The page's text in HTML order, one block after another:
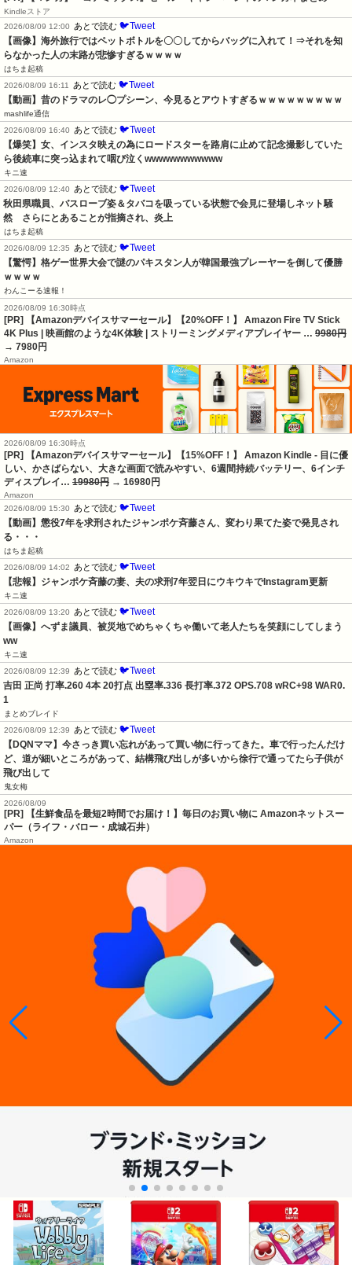
Kindleストア
2026/08/09 12:00
あとで読む 🐦Tweet
【画像】海外旅行ではペットボトルを〇〇してからバッグに入れて！⇒それを知
らなかった人の末路が悲惨すぎるｗｗｗｗ
はちま起稿
2026/08/09 16:11
あとで読む 🐦Tweet
【動画】昔のドラマのレ◯プシーン、今見るとアウトすぎるｗｗｗｗｗｗｗｗｗ
mashlife通信
2026/08/09 16:40
あとで読む 🐦Tweet
【爆笑】女、インスタ映えの為にロードスターを路肩に止めて記念撮影していた
ら後続車に突っ込まれて咽び泣くwwwwwwwwwww
キニ速
2026/08/09 12:40
あとで読む 🐦Tweet
秋田県職員、バスローブ姿＆タバコを吸っている状態で会見に登場しネット騒
然　さらにとあることが指摘され、炎上
はちま起稿
2026/08/09 12:35
あとで読む 🐦Tweet
【驚愕】格ゲー世界大会で謎のパキスタン人が韓国最強プレーヤーを倒して優勝
ｗｗｗｗ
わんこーる速報！
2026/08/09 16:30時点
[PR] 【Amazonデバイスサマーセール】【20%OFF！】 Amazon Fire TV Stick
4K Plus | 映画館のような4K体験 | ストリーミングメディアプレイヤー … 9980円
→ 7980円
Amazon
2026/08/09 16:30時点
[PR] 【Amazonデバイスサマーセール】【15%OFF！】 Amazon Kindle - 目に優
しい、かさばらない、大きな画面で読みやすい、6週間持続バッテリー、6インチ
ディスプレイ… 19980円 → 16980円
Amazon
2026/08/09 15:30
あとで読む 🐦Tweet
【動画】懲役7年を求刑されたジャンポケ斉藤さん、変わり果てた姿で発見され
る・・・
はちま起稿
2026/08/09 14:02
あとで読む 🐦Tweet
【悲報】ジャンポケ斉藤の妻、夫の求刑7年翌日にウキウキでInstagram更新
キニ速
2026/08/09 13:20
あとで読む 🐦Tweet
【画像】へずま議員、被災地でめちゃくちゃ働いて老人たちを笑顔にしてしまう
ww
キニ速
2026/08/09 12:39
あとで読む 🐦Tweet
吉田 正尚 打率.260 4本 20打点 出塁率.336 長打率.372 OPS.708 wRC+98 WAR0.
1
まとめブレイド
2026/08/09 12:39
あとで読む 🐦Tweet
【DQNママ】今さっき買い忘れがあって買い物に行ってきた。車で行ったんだけ
ど、道が細いところがあって、結構飛び出しが多いから徐行で通ってたら子供が
飛び出して
鬼女梅
2026/08/09
[PR] 【生鮮食品を最短2時間でお届け！】毎日のお買い物に Amazonネットスー
パー（ライフ・バロー・成城石井）
Amazon